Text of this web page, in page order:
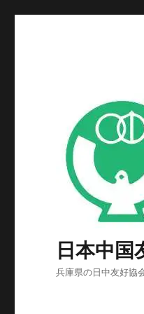
日本中国
兵庫県の日中友好協